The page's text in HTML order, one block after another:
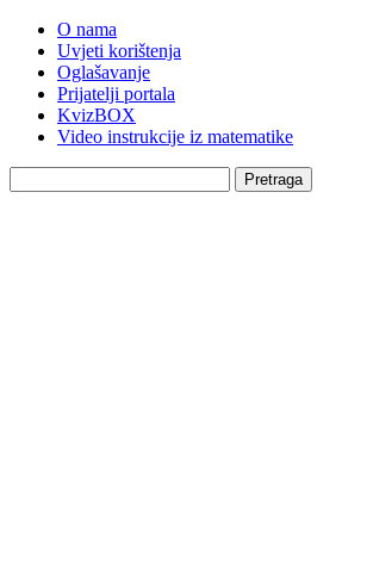
O nama
Uvjeti korištenja
Oglašavanje
Prijatelji portala
KvizBOX
Video instrukcije iz matematike
Pretraga